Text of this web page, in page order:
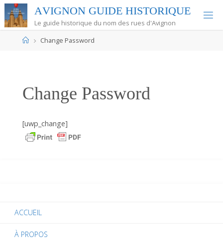
Skip
to
content
AVIGNON GUIDE HISTORIQUE
Le guide historique du nom des rues d'Avignon
HomeChange Password
Change Password
[uwp_change]
ACCUEIL
À PROPOS